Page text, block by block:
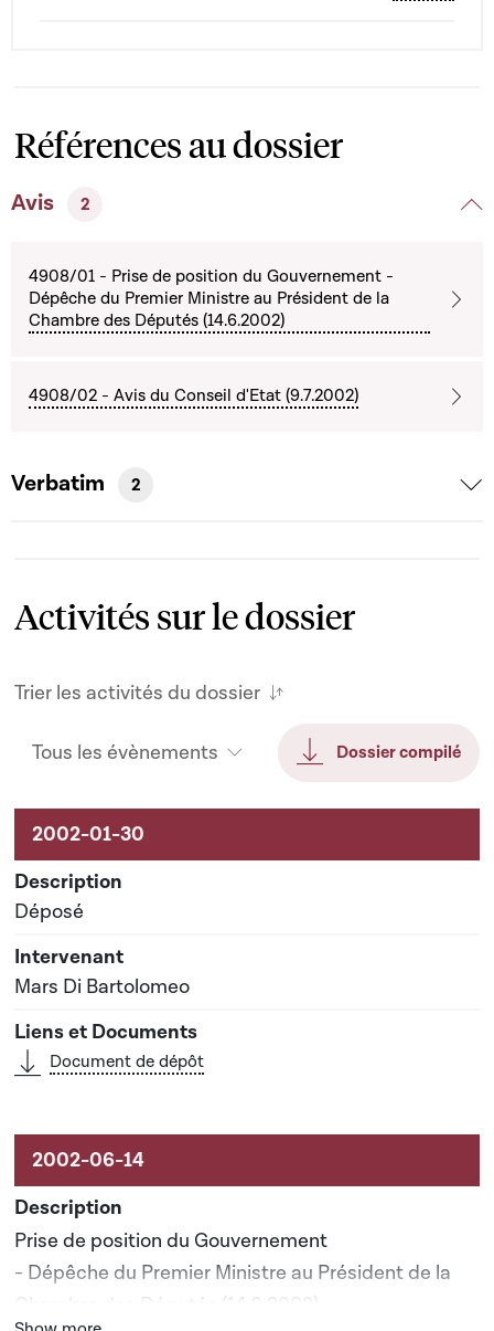
Références au dossier
Avis 2
4908/01 - Prise de position du Gouvernement -
Dépêche du Premier Ministre au Président de la
Chambre des Députés (14.6.2002)
4908/02 - Avis du Conseil d'Etat (9.7.2002)
Verbatim 2
Activités sur le dossier
Trier les activités du dossier
Tous les évènements Dossier compilé
Activités sur le dossier
Déposé
Mars Di Bartolomeo
Document de dépôt
Prise de position du Gouvernement
- Dépêche du Premier Ministre au Président de la
Chambre des Députés (14.6.2002)